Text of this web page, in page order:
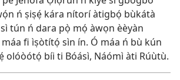
ń ṣiṣẹ́ kára nítorí àtigbọ́ bùkátà
tún ń dara pọ̀ mọ́ àwọn èèyàn
fi ìṣòtítọ́ sìn ín. Ó máa ń bù kún
olóòótọ́ bíi ti Bóásì, Náómì àti Rúùtù.